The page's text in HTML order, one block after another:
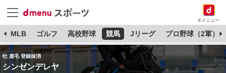
dメニュー
MLB ゴルフ 高校野球 競馬 Jリーグ プロ野球（2軍）
牡 鹿毛 登録抹消
シンゼンデレヤ